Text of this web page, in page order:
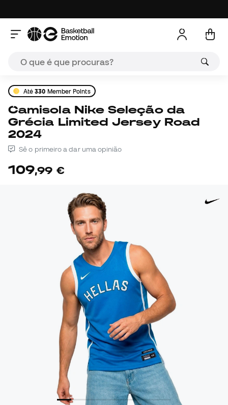
Até330 Member Points
Camisola Nike Seleção da
Grécia Limited Jersey Road
2024
Sê o primeiro a dar uma opinião
109,99 €